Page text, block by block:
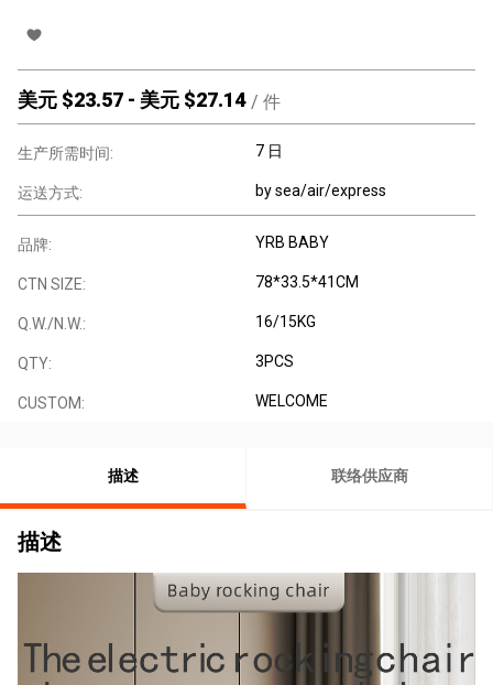
美元 $23.57 - 美元 $27.14 / 件
生产所需时间: 7 日
运送方式: by sea/air/express
品牌: YRB BABY
CTN SIZE: 78*33.5*41CM
Q.W./N.W.: 16/15KG
QTY: 3PCS
CUSTOM: WELCOME
描述 联络供应商
描述